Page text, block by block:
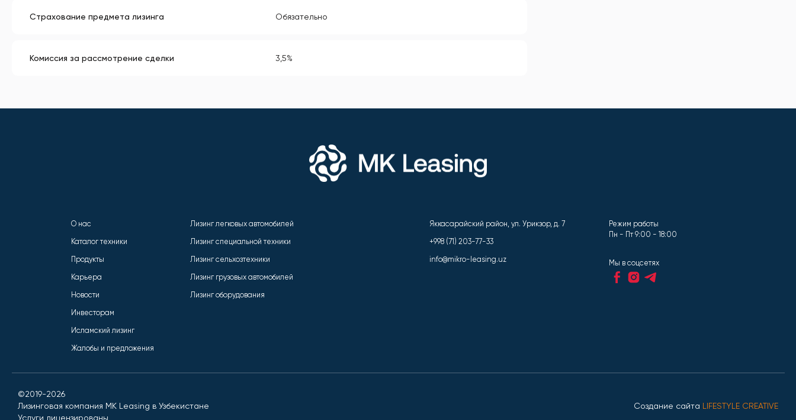
Страхование предмета лизинга Обязательно
Комиссия за рассмотрение сделки 3,5%
О нас
Каталог техники
Продукты
Карьера
Новости
Инвесторам
Исламский лизинг
Жалобы и предложения
Лизинг легковых автомобилей
Лизинг специальной техники
Лизинг сельхозтехники
Лизинг грузовых автомобилей
Лизинг оборудования
Яккасарайский район, ул. Урикзор, д. 7
+998 (71) 203-77-33
info@mikro-leasing.uz
Режим работы
Пн - Пт 9:00 - 18:00
Мы в соцсетях
©2019-2026
Лизинговая компания MK Leasing в Узбекистане
Услуги лицензированы
Создание сайта LIFESTYLE CREATIVE